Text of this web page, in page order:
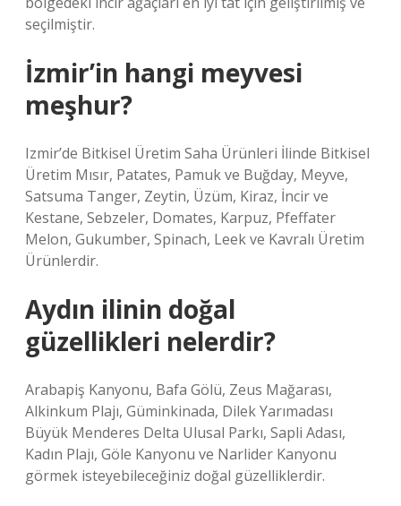
seçilmiştir.
İzmir’in hangi meyvesi
meşhur?
Izmir’de Bitkisel Üretim Saha Ürünleri İlinde Bitkisel
Üretim Mısır, Patates, Pamuk ve Buğday, Meyve,
Satsuma Tanger, Zeytin, Üzüm, Kiraz, İncir ve
Kestane, Sebzeler, Domates, Karpuz, Pfeffater
Melon, Gukumber, Spinach, Leek ve Kavralı Üretim
Ürünlerdir.
Aydın ilinin doğal
güzellikleri nelerdir?
Arabapiş Kanyonu, Bafa Gölü, Zeus Mağarası,
Alkinkum Plajı, Güminkinada, Dilek Yarımadası
Büyük Menderes Delta Ulusal Parkı, Sapli Adası,
Kadın Plajı, Göle Kanyonu ve Narlider Kanyonu
görmek isteyebileceğiniz doğal güzelliklerdir.